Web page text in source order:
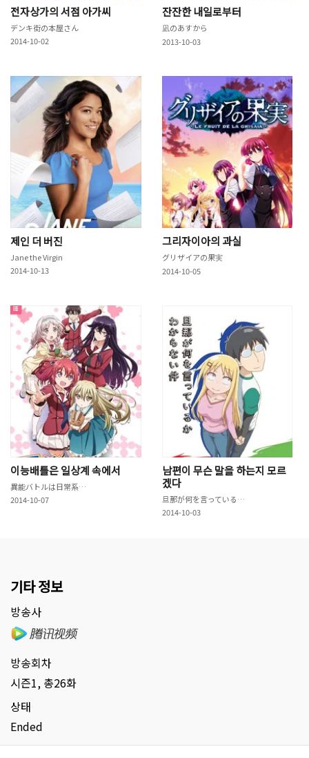
전자상가의 서점 아가씨
デンキ街の本屋さん
2014-10-02
잔잔한 내일로부터
凪のあすから
2013-10-03
제인 더 버진
Jane the Virgin
2014-10-13
그리자이아의 과실
グリザイアの果実
2014-10-05
이능배틀은 일상계 속에서
異能バトルは日常系のなかで
2014-10-07
남편이 무슨 말을 하는지 모르
겠다
旦那が何を言っているかわからない件
2014-10-03
기타 정보
방송사
방송회차
시즌1, 총26화
상태
Ended